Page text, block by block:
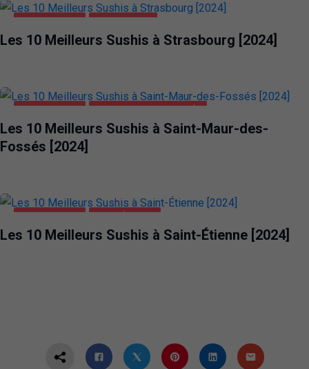
ALIMENTATION STRASBOURG
Les 10 Meilleurs Sushis à Strasbourg [2024]
ALIMENTATION SAINT-MAUR-DES-FOSSÉS
Les 10 Meilleurs Sushis à Saint-Maur-des-
Fossés [2024]
ALIMENTATION SAINT-ÉTIENNE
Les 10 Meilleurs Sushis à Saint-Étienne [2024]